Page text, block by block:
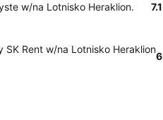
w/na Lotnisko Heraklion. 7.1
SK Rent w/na Lotnisko Heraklion
6